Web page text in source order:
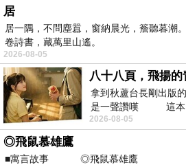
居
居一隅，不問塵囂，窗納晨光，簷聽暮潮
卷詩書，藏萬里山遙。
2026-08-05
八十八頁，飛揚的
拿到秋蘆台長剛出版
是一聲讚嘆 這本，
勝一
2026-08-05
◎飛鼠慕雄鷹
■寓言故事 ◎飛鼠慕雄鷹